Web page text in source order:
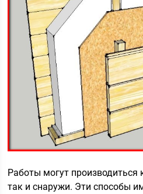
Работы могут производиться
так и снаружи. Эти способы